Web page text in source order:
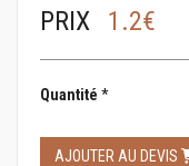
PRIX 1.2€
Quantité *
AJOUTER AU DEVIS